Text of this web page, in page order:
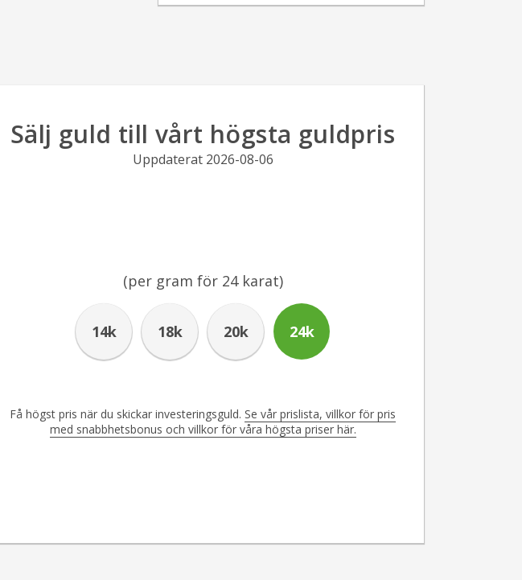
Sälj guld till vårt högsta guldpris
Uppdaterat 2026-08-06
(per gram för 24karat)
14k 18k 20k 24k
Få högst pris när du skickar investeringsguld. Se vår prislista, villkor för pris
med snabbhetsbonus och villkor för våra högsta priser här.